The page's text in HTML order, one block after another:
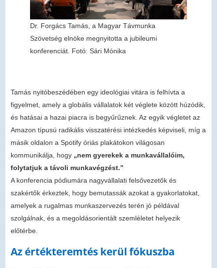
Dr. Forgács Tamás, a Magyar Távmunka
Szövetség elnöke megnyitotta a jubileumi
konferenciát. Fotó: Sári Mónika
Tamás nyitóbeszédében egy ideológiai vitára is felhívta a
figyelmet, amely a globális vállalatok két véglete között húzódik,
és hatásai a hazai piacra is begyűrűznek. Az egyik végletet az
Amazon típusú radikális visszatérési intézkedés képviseli, míg a
másik oldalon a Spotify óriás plakátokon világosan
kommunikálja, hogy „nem gyerekek a munkavállalóim,
folytatjuk a távoli munkavégzést.”
A konferencia pódiumára nagyvállalati felsővezetők és
szakértők érkeztek, hogy bemutassák azokat a gyakorlatokat,
amelyek a rugalmas munkaszervezés terén jó példával
szolgálnak, és a megoldásorientált szemléletet helyezik
előtérbe.
Az értékteremtés kerül fókuszba